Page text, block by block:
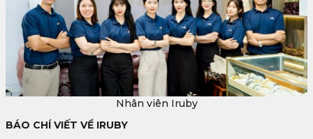
Nhân viên Iruby
BÁO CHÍ VIẾT VỀ IRUBY